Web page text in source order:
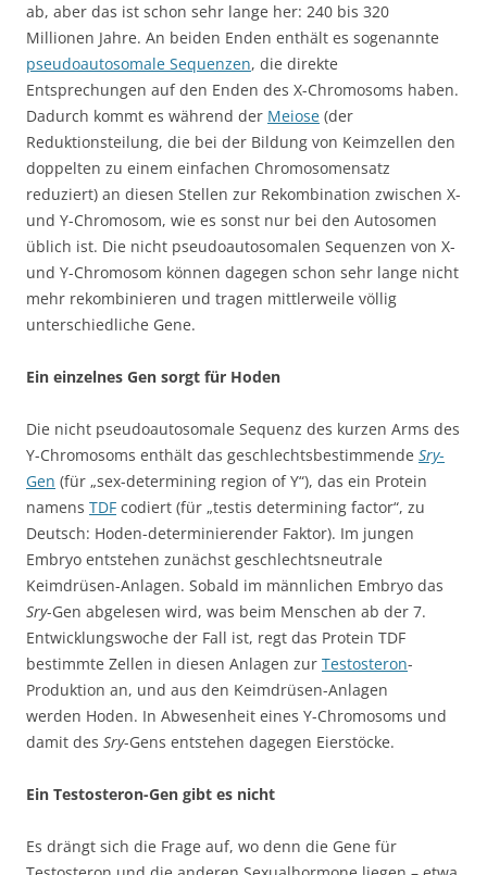
ab, aber das ist schon sehr lange her: 240 bis 320
Millionen Jahre. An beiden Enden enthält es sogenannte
pseudoautosomale Sequenzen, die direkte
Entsprechungen auf den Enden des X-Chromosoms haben.
Dadurch kommt es während der Meiose (der
Reduktionsteilung, die bei der Bildung von Keimzellen den
doppelten zu einem einfachen Chromosomensatz
reduziert) an diesen Stellen zur Rekombination zwischen X-
und Y-Chromosom, wie es sonst nur bei den Autosomen
üblich ist. Die nicht pseudoautosomalen Sequenzen von X-
und Y-Chromosom können dagegen schon sehr lange nicht
mehr rekombinieren und tragen mittlerweile völlig
unterschiedliche Gene.
Ein einzelnes Gen sorgt für Hoden
Die nicht pseudoautosomale Sequenz des kurzen Arms des
Y-Chromosoms enthält das geschlechtsbestimmende Sry-
Gen (für „sex-determining region of Y“), das ein Protein
namens TDF codiert (für „testis determining factor“, zu
Deutsch: Hoden-determinierender Faktor). Im jungen
Embryo entstehen zunächst geschlechtsneutrale
Keimdrüsen-Anlagen. Sobald im männlichen Embryo das
Sry-Gen abgelesen wird, was beim Menschen ab der 7.
Entwicklungswoche der Fall ist, regt das Protein TDF
bestimmte Zellen in diesen Anlagen zur Testosteron-
Produktion an, und aus den Keimdrüsen-Anlagen
werden Hoden. In Abwesenheit eines Y-Chromosoms und
damit des Sry-Gens entstehen dagegen Eierstöcke.
Ein Testosteron-Gen gibt es nicht
Es drängt sich die Frage auf, wo denn die Gene für